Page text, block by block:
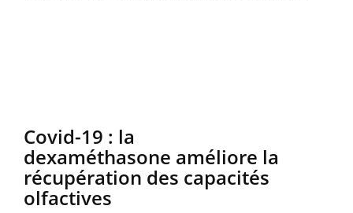
Covid-19 : la
dexaméthasone améliore la
récupération des capacités
olfactives